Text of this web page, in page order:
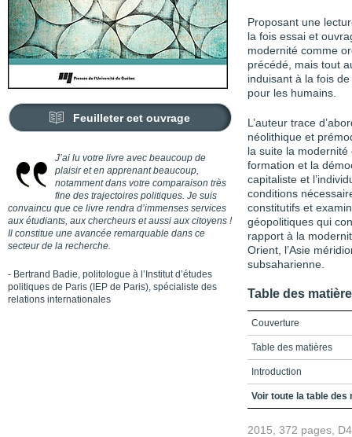
Feuilleter cet ouvrage
J’ai lu votre livre avec beaucoup de
plaisir et en apprenant beaucoup,
notamment dans votre comparaison très
fine des trajectoires politiques. Je suis
convaincu que ce livre rendra d’immenses services
aux étudiants, aux chercheurs et aussi aux citoyens !
Il constitue une avancée remarquable dans ce
secteur de la recherche.
- Bertrand Badie, politologue à l’Institut d’études
politiques de Paris (IEP de Paris), spécialiste des
relations internationales
Proposant une
la fois essai et
modernité comme
précédé, mais tout
induisant à la fois
pour les humains.
L’auteur trace
néolithique et
la suite la
formation et la
capitaliste et
conditions
constitutifs et
géopolitiques qui
rapport à la
Orient, l’Asie
subsaharienne.
Table des
Couverture
Table des matières
Introduction
Première partie – Les
Voir toute la table des
2015, 372 pages,